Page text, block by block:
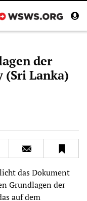
der
(Sri Lanka)
das Dokument
Grundlagen der
auf dem